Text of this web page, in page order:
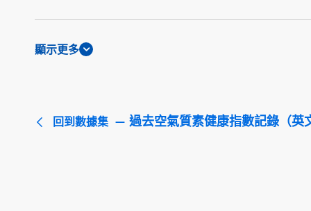
顯示更多
回到數據集 過去空氣質素健康指數記錄（英